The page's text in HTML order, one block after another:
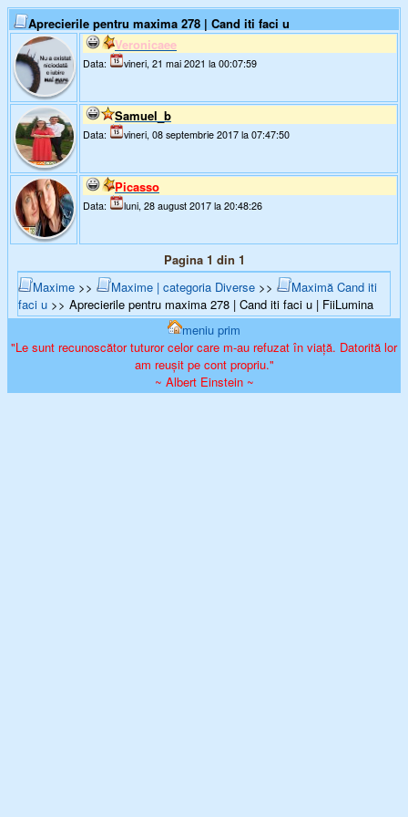
Aprecierile pentru maxima 278 | Cand iti faci u
Veronicaee
Data: vineri, 21 mai 2021 la 00:07:59
Samuel_b
Data: vineri, 08 septembrie 2017 la 07:47:50
Picasso
Data: luni, 28 august 2017 la 20:48:26
Pagina 1 din 1
Maxime >> Maxime | categoria Diverse >>
Maximă Cand iti
faci u >> Aprecierile pentru maxima 278 | Cand iti faci u | FiiLumina
meniu prim
"Le sunt recunoscător tuturor celor care m-au refuzat în viață. Datorită lor
am reușit pe cont propriu."
~ Albert Einstein ~